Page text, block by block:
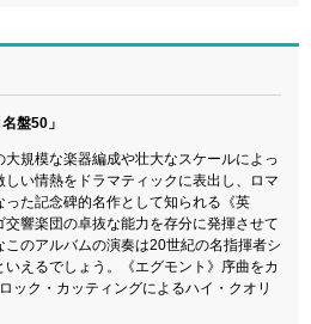
盤50」
規模な楽器編成や壮大なスケールによっ
い情熱をドラマティックに表出し、ロマ
た記念碑的名作として知られる《英
響楽団の卓抜な能力を存分に発揮させて
のアルバムの演奏は20世紀の名指揮者シ
えるでしょう。《エグモント》序曲をカ
ック・カッティングによるハイ・クオリ